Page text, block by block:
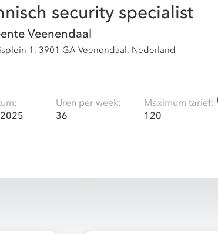
security specialist
Veenendaal
1, 3901 GA Veenendaal, Nederland
Uren per week:
36
Maximum tarief:
120